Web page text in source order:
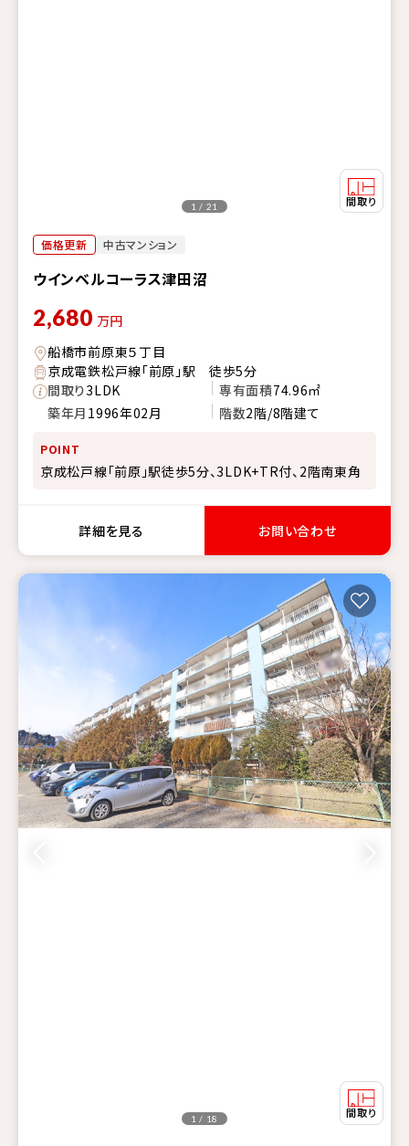
価格更新 中古マンション
ウインベルコーラス津田沼
1 / 21
2,680 万円
船橋市前原東５丁目
京成電鉄松戸線「前原」駅 徒歩5分
間取り3LDK 専有面積74.96㎡
築年月 1996年02月 階数2階/8階建て
POINT
京成松戸線「前原」駅徒歩5分、3LDK+TR付、2階南東角
詳細を見る お問い合わせ
1 / 18